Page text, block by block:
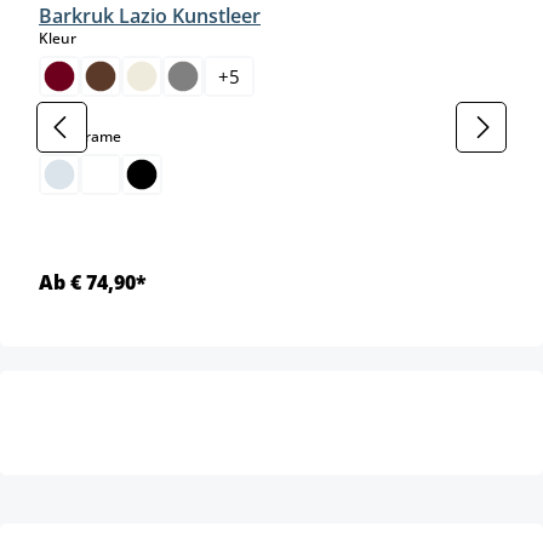
Barkruk Lazio Kunstleer
Kleurselect
+5
Kleur frameselect
Ab € 74,90*